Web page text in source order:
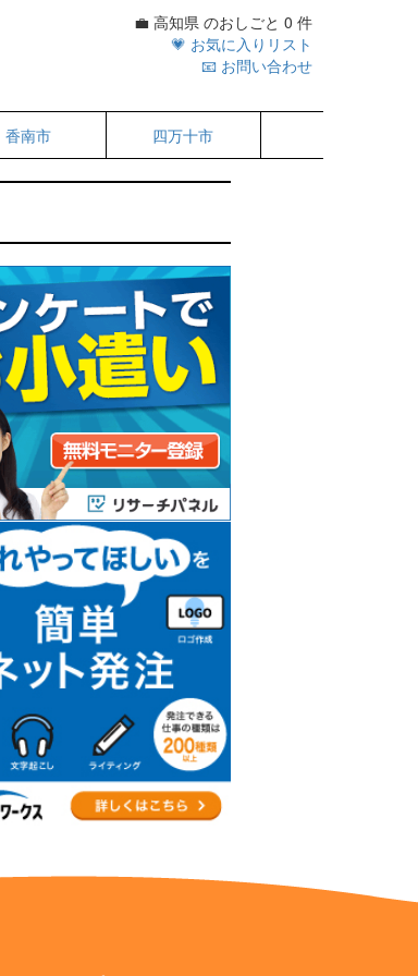
💼 高知県 のおしごと 0 件
💗 お気に入りリスト
📧 お問い合わせ
香南市 四万十市